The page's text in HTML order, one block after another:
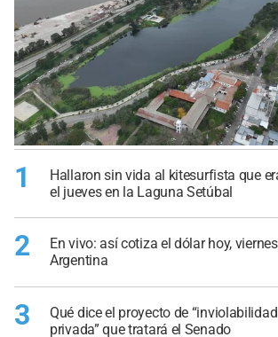
1
Hallaron sin vida al kitesurfista que
el jueves en la Laguna Setúbal
2
En vivo: así cotiza el dólar hoy,
Argentina
3
Qué dice el proyecto de
privada” que tratará el Senado